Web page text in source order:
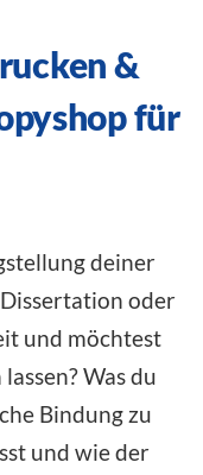
&
für
deiner
oder
und möchtest
Was du
Bindung zu
und wie der